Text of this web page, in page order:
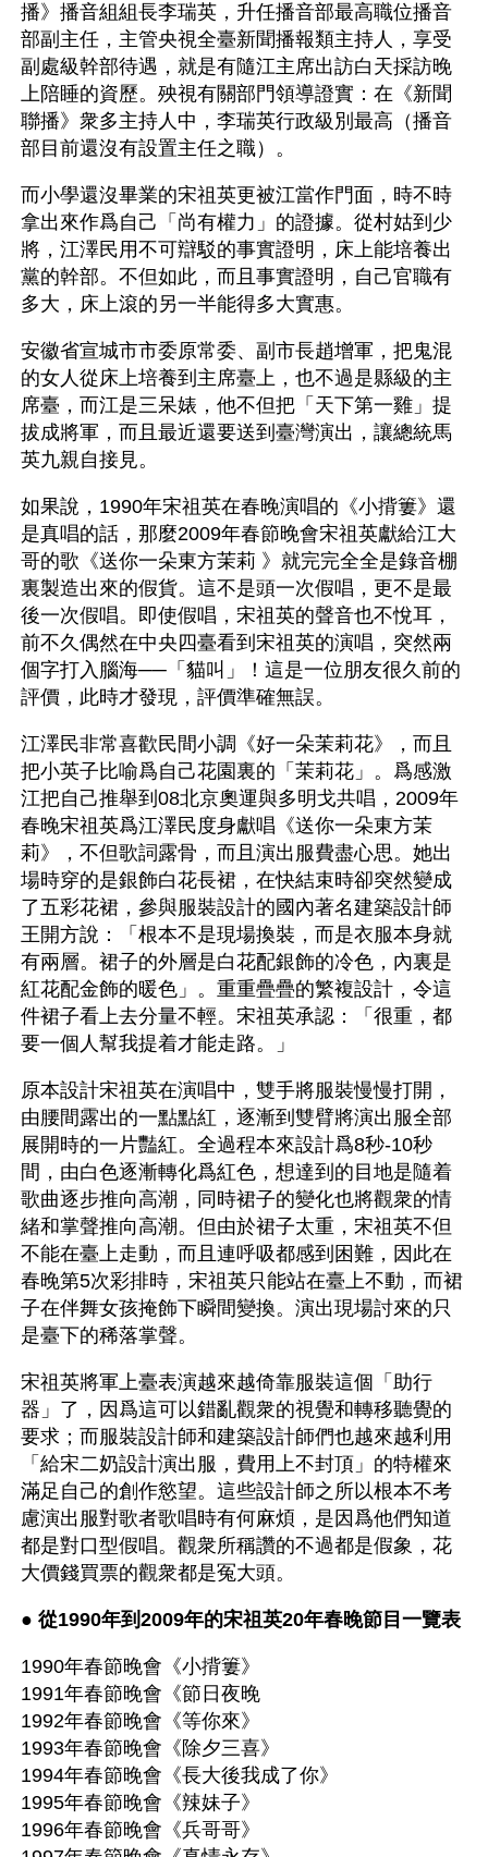
播》播音組組長李瑞英，升任播音部最高職位播音
部副主任，主管央視全臺新聞播報類主持人，享受
副處級幹部待遇，就是有隨江主席出訪白天採訪晚
上陪睡的資歷。殃視有關部門領導證實：在《新聞
聯播》衆多主持人中，李瑞英行政級別最高（播音
部目前還沒有設置主任之職）。
而小學還沒畢業的宋祖英更被江當作門面，時不時
拿出來作爲自己「尚有權力」的證據。從村姑到少
將，江澤民用不可辯駁的事實證明，床上能培養出
黨的幹部。不但如此，而且事實證明，自己官職有
多大，床上滾的另一半能得多大實惠。
安徽省宣城市市委原常委、副市長趙增軍，把鬼混
的女人從床上培養到主席臺上，也不過是縣級的主
席臺，而江是三呆婊，他不但把「天下第一雞」提
拔成將軍，而且最近還要送到臺灣演出，讓總統馬
英九親自接見。
如果說，1990年宋祖英在春晚演唱的《小揹簍》還
是真唱的話，那麼2009年春節晚會宋祖英獻給江大
哥的歌《送你一朵東方茉莉 》就完完全全是錄音棚
裏製造出來的假貨。這不是頭一次假唱，更不是最
後一次假唱。即使假唱，宋祖英的聲音也不悅耳，
前不久偶然在中央四臺看到宋祖英的演唱，突然兩
個字打入腦海──「貓叫」！這是一位朋友很久前的
評價，此時才發現，評價準確無誤。
江澤民非常喜歡民間小調《好一朵茉莉花》，而且
把小英子比喻爲自己花園裏的「茉莉花」。爲感激
江把自己推舉到08北京奧運與多明戈共唱，2009年
春晚宋祖英爲江澤民度身獻唱《送你一朵東方茉
莉》，不但歌詞露骨，而且演出服費盡心思。她出
場時穿的是銀飾白花長裙，在快結束時卻突然變成
了五彩花裙，參與服裝設計的國內著名建築設計師
王開方說：「根本不是現場換裝，而是衣服本身就
有兩層。裙子的外層是白花配銀飾的冷色，內裏是
紅花配金飾的暖色」。重重疊疊的繁複設計，令這
件裙子看上去分量不輕。宋祖英承認：「很重，都
要一個人幫我提着才能走路。」
原本設計宋祖英在演唱中，雙手將服裝慢慢打開，
由腰間露出的一點點紅，逐漸到雙臂將演出服全部
展開時的一片豔紅。全過程本來設計爲8秒-10秒
間，由白色逐漸轉化爲紅色，想達到的目地是隨着
歌曲逐步推向高潮，同時裙子的變化也將觀衆的情
緒和掌聲推向高潮。但由於裙子太重，宋祖英不但
不能在臺上走動，而且連呼吸都感到困難，因此在
春晚第5次彩排時，宋祖英只能站在臺上不動，而裙
子在伴舞女孩掩飾下瞬間變換。演出現場討來的只
是臺下的稀落掌聲。
宋祖英將軍上臺表演越來越倚靠服裝這個「助行
器」了，因爲這可以錯亂觀衆的視覺和轉移聽覺的
要求；而服裝設計師和建築設計師們也越來越利用
「給宋二奶設計演出服，費用上不封頂」的特權來
滿足自己的創作慾望。這些設計師之所以根本不考
慮演出服對歌者歌唱時有何麻煩，是因爲他們知道
都是對口型假唱。觀衆所稱讚的不過都是假象，花
大價錢買票的觀衆都是冤大頭。
● 從1990年到2009年的宋祖英20年春晚節目一覽表
1990年春節晚會《小揹簍》
1991年春節晚會《節日夜晚
1992年春節晚會《等你來》
1993年春節晚會《除夕三喜》
1994年春節晚會《長大後我成了你》
1995年春節晚會《辣妹子》
1996年春節晚會《兵哥哥》